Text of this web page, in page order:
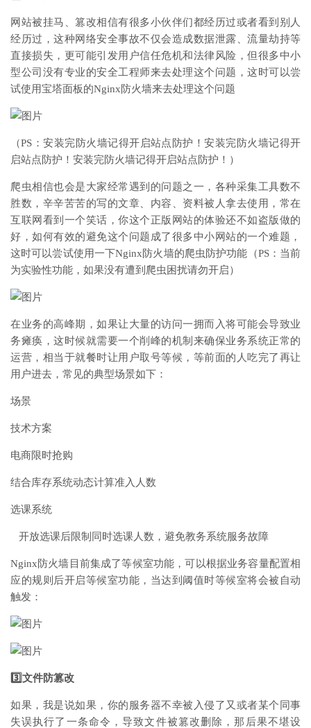
网站被挂马、篡改相信有很多小伙伴们都经历过或者看到别人
经历过，这种网络安全事故不仅会造成数据泄露、流量劫持等
直接损失，更可能引发用户信任危机和法律风险，但很多中小
型公司没有专业的安全工程师来去处理这个问题，这时可以尝
试使用宝塔面板的Nginx防火墙来去处理这个问题
（PS：安装完防火墙记得开启站点防护！安装完防火墙记得开
启站点防护！安装完防火墙记得开启站点防护！）
爬虫相信也会是大家经常遇到的问题之一，各种采集工具数不
胜数，辛辛苦苦的写的文章、内容、资料被人拿去使用，常在
互联网看到一个笑话，你这个正版网站的体验还不如盗版做的
好，如何有效的避免这个问题成了很多中小网站的一个难题，
这时可以尝试使用一下Nginx防火墙的爬虫防护功能（PS：当前
为实验性功能，如果没有遭到爬虫困扰请勿开启）
在业务的高峰期，如果让大量的访问一拥而入将可能会导致业
务瘫痪，这时候就需要一个削峰的机制来确保业务系统正常的
运营，相当于就餐时让用户取号等候，等前面的人吃完了再让
用户进去，常见的典型场景如下：
场景
技术方案
电商限时抢购
结合库存系统动态计算准入人数
选课系统
开放选课后限制同时选课人数，避免教务系统服务故障
Nginx防火墙目前集成了等候室功能，可以根据业务容量配置相
应的规则后开启等候室功能，当达到阈值时等候室将会被自动
触发：
3️⃣文件防篡改
如果，我是说如果，你的服务器不幸被入侵了又或者某个同事
失误执行了一条命令，导致文件被篡改删除，那后果不堪设